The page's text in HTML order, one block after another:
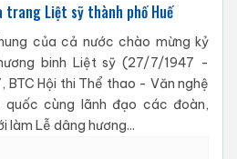
trang Liệt sỹ thành phố Huế
của cả nước chào mừng kỷ
binh Liệt sỹ (27/7/1947 -
Hội thi Thể thao - Văn nghệ
cùng lãnh đạo các đoàn,
làm Lễ dâng hương...